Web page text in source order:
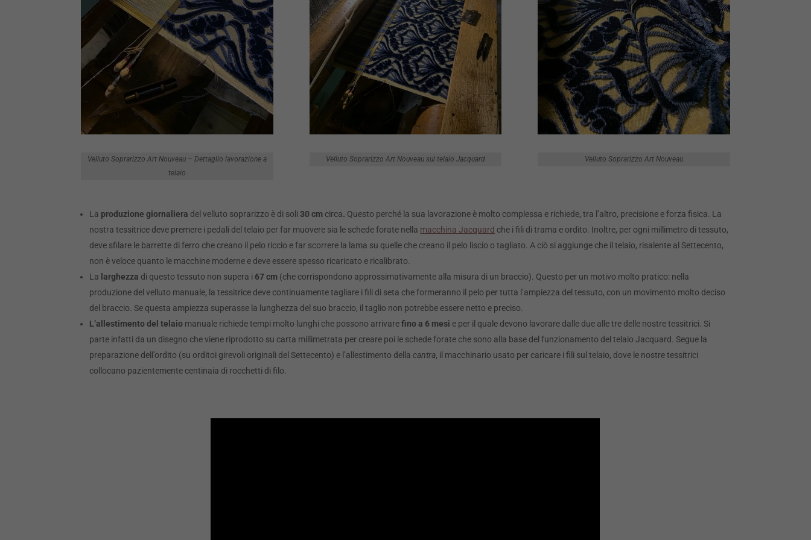
Velluto Soprarizzo Art Nouveau – Dettaglio lavorazione a
telaio
Velluto Soprarizzo Art Nouveau sul telaio Jacquard Velluto Soprarizzo Art Nouveau
La produzione giornaliera del velluto soprarizzo è di soli30 cm circa. Questo perché la sua lavorazione è molto complessa e richiede, tra l’altro, precisione e forza fisica. La
nostra tessitrice deve premere i pedali del telaio per far muovere sia le schede forate nella macchina Jacquard che i fili di trama e ordito. Inoltre, per ogni millimetro di tessuto,
deve sfilare le barrette di ferro che creano il pelo riccio e far scorrere la lama su quelle che creano il pelo liscio o tagliato. A ciò si aggiunge che il telaio, risalente al Settecento,
non è veloce quanto le macchine moderne e deve essere spesso ricaricato e ricalibrato.
La larghezza di questo tessuto non supera i 67 cm (che corrispondono approssimativamente alla misura di un braccio). Questo per un motivo molto pratico: nella
produzione del velluto manuale, la tessitrice deve continuamente tagliare i fili di seta che formeranno il pelo per tutta l’ampiezza del tessuto, con un movimento molto deciso
del braccio. Se questa ampiezza superasse la lunghezza del suo braccio, il taglio non potrebbe essere netto e preciso.
L’allestimento del telaio manuale richiede tempi molto lunghi che possono arrivarefino a 6 mesi e per il quale devono lavorare dalle due alle tre delle nostre tessitrici. Si
parte infatti da un disegno che viene riprodotto su carta millimetrata per creare poi le schede forate che sono alla base del funzionamento del telaio Jacquard. Segue la
preparazione dell’ordito (su orditoi girevoli originali del Settecento) e l’allestimento dellacantra, il macchinario usato per caricare i fili sul telaio, dove le nostre tessitrici
collocano pazientemente centinaia di rocchetti di filo.